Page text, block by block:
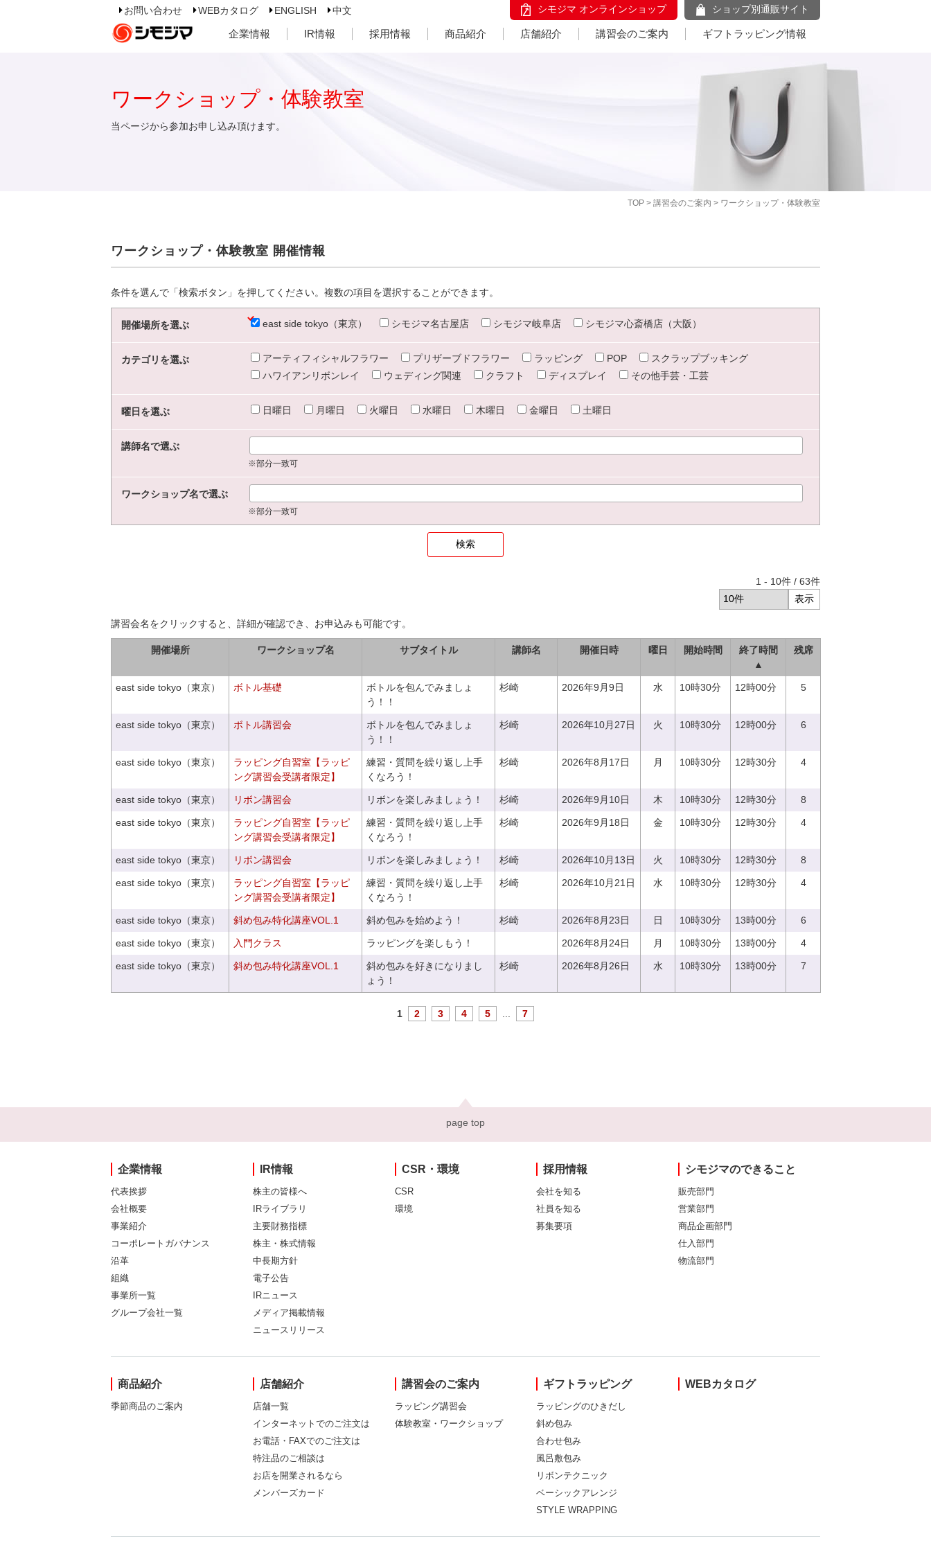
お問い合わせ WEBカタログ ENGLISH 中文 シモジマ オンラインショップ ショップ別通販サイト
企業情報 IR情報 採用情報 商品紹介 店舗紹介 講習会のご案内 ギフトラッピング情報
TOP > 講習会のご案内 > ワークショップ・体験教室
ワークショップ・体験教室
当ページから参加お申し込み頂けます。
ワークショップ・体験教室 開催情報
条件を選んで「検索ボタン」を押してください。複数の項目を選択することができます。
開催場所を選ぶ east side tokyo（東京） シモジマ名古屋店 シモジマ岐阜店 シモジマ心斎橋店（大阪）
カテゴリを選ぶ アーティフィシャルフラワー プリザーブドフラワー ラッピング POP
スクラップブッキング
ハワイアンリボンレイ
ウェディング関連 クラフト ディスプレイ その他手芸・工芸
曜日を選ぶ 日曜日 月曜日 火曜日 水曜日 木曜日 金曜日 土曜日
講師名で選ぶ
※部分一致可
ワークショップ名で選ぶ
※部分一致可
1 - 10件 / 63件
講習会名をクリックすると、詳細が確認でき、お申込みも可能です。
開催場所 ワークショップ名 サブタイトル 講師名 開催日時 曜日 開始時間
終了時間
▲
残席
east side tokyo（東京） ボトル基礎
ボトルを包んでみましょ
う！！
杉崎 2026年9月9日 水 10時30分 12時00分 5
east side tokyo（東京） ボトル講習会
ボトルを包んでみましょ
う！！
杉崎 2026年10月27日 火 10時30分 12時00分 6
east side tokyo（東京）
ラッピング自習室【ラッピ
ング講習会受講者限定】
練習・質問を繰り返し上手
くなろう！
杉崎 2026年8月17日 月 10時30分 12時30分 4
east side tokyo（東京） リボン講習会 リボンを楽しみましょう！ 杉崎 2026年9月10日 木 10時30分 12時30分 8
east side tokyo（東京）
ラッピング自習室【ラッピ
ング講習会受講者限定】
練習・質問を繰り返し上手
くなろう！
杉崎 2026年9月18日 金 10時30分 12時30分 4
east side tokyo（東京） リボン講習会 リボンを楽しみましょう！ 杉崎 2026年10月13日 火 10時30分 12時30分 8
east side tokyo（東京）
ラッピング自習室【ラッピ
ング講習会受講者限定】
練習・質問を繰り返し上手
くなろう！
杉崎 2026年10月21日 水 10時30分 12時30分 4
east side tokyo（東京） 斜め包み特化講座VOL.1 斜め包みを始めよう！ 杉崎 2026年8月23日 日 10時30分 13時00分 6
east side tokyo（東京） 入門クラス ラッピングを楽しもう！ 2026年8月24日 月 10時30分 13時00分 4
east side tokyo（東京） 斜め包み特化講座VOL.1
斜め包みを好きになりまし
ょう！
杉崎 2026年8月26日 水 10時30分 13時00分 7
1 2 3 4 5 7
page top
企業情報
代表挨拶
会社概要
事業紹介
コーポレートガバナンス
沿革
組織
事業所一覧
グループ会社一覧
IR情報
株主の皆様へ
IRライブラリ
主要財務指標
株主・株式情報
中長期方針
電子公告
IRニュース
メディア掲載情報
ニュースリリース
CSR・環境
CSR
環境
採用情報
会社を知る
社員を知る
募集要項
シモジマのできること
販売部門
営業部門
商品企画部門
仕入部門
物流部門
商品紹介
季節商品のご案内
店舗紹介
店舗一覧
インターネットでのご注文は
お電話・FAXでのご注文は
特注品のご相談は
お店を開業されるなら
メンバーズカード
講習会のご案内
ラッピング講習会
体験教室・ワークショップ
ギフトラッピング
ラッピングのひきだし
斜め包み
合わせ包み
風呂敷包み
リボンテクニック
ベーシックアレンジ
STYLE WRAPPING
WEBカタログ